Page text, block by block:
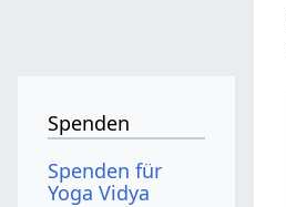
Spenden
Spenden für
Yoga Vidya